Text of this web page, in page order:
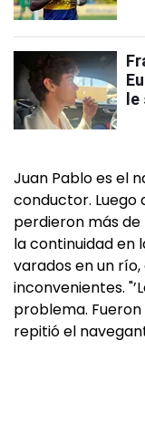
Juan Pablo es el
conductor. Luego
perdieron más
la continuidad en
varados en un
inconvenientes.
problema.
repitió el